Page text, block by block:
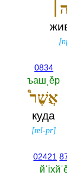
[
0834
ъашˌěр
אֲשֶׁר֩
куда
[rel-pr]
02421